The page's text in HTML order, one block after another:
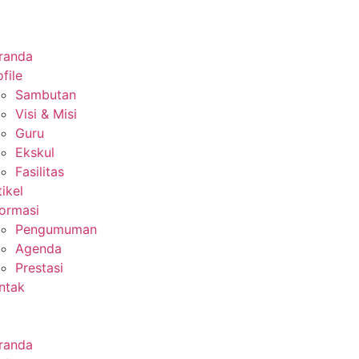
Sambutan
Visi & Misi
Guru
Ekskul
Fasilitas
Pengumuman
Agenda
Prestasi